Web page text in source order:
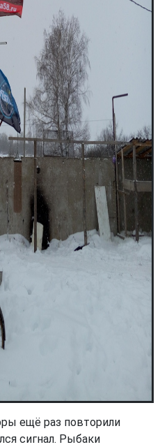
ещё раз повторили
сигнал. Рыбаки